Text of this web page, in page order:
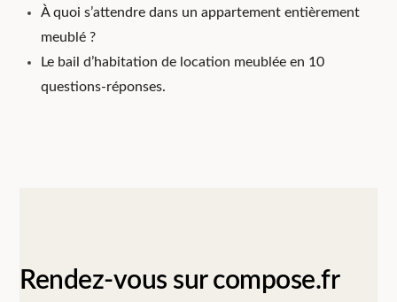
À quoi s’attendre dans un appartement entièrement
meublé ?
Le bail d’habitation de location meublée en 10
questions-réponses.
Rendez-vous sur compose.fr